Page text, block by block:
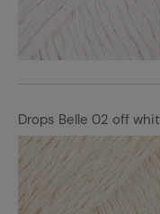
Drops Belle 02 off